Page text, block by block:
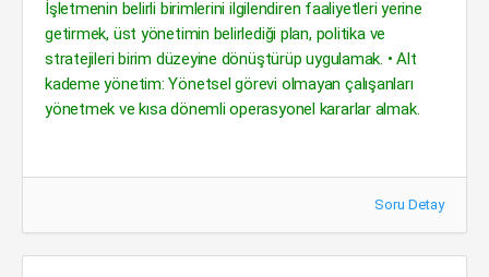
İşletmenin belirli birimlerini ilgilendiren faaliyetleri yerine
getirmek, üst yönetimin belirlediği plan, politika ve
stratejileri birim düzeyine dönüştürüp uygulamak. • Alt
kademe yönetim: Yönetsel görevi olmayan çalışanları
yönetmek ve kısa dönemli operasyonel kararlar almak.
Soru Detay